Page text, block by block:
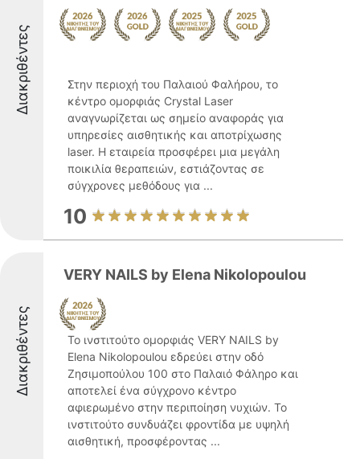
Διακριθέντες
Στην περιοχή του Παλαιού Φαλήρου, το
κέντρο ομορφιάς Crystal Laser
αναγνωρίζεται ως σημείο αναφοράς για
υπηρεσίες αισθητικής και αποτρίχωσης
laser. Η εταιρεία προσφέρει μια μεγάλη
ποικιλία θεραπειών, εστιάζοντας σε
σύγχρονες μεθόδους για ...
10
Διακριθέντες
VERY NAILS by Elena Nikolopoulou
Το ινστιτούτο ομορφιάς VERY NAILS by
Elena Nikolopoulou εδρεύει στην οδό
Ζησιμοπούλου 100 στο Παλαιό Φάληρο και
αποτελεί ένα σύγχρονο κέντρο
αφιερωμένο στην περιποίηση νυχιών. Το
ινστιτούτο συνδυάζει φροντίδα με υψηλή
αισθητική, προσφέροντας ...